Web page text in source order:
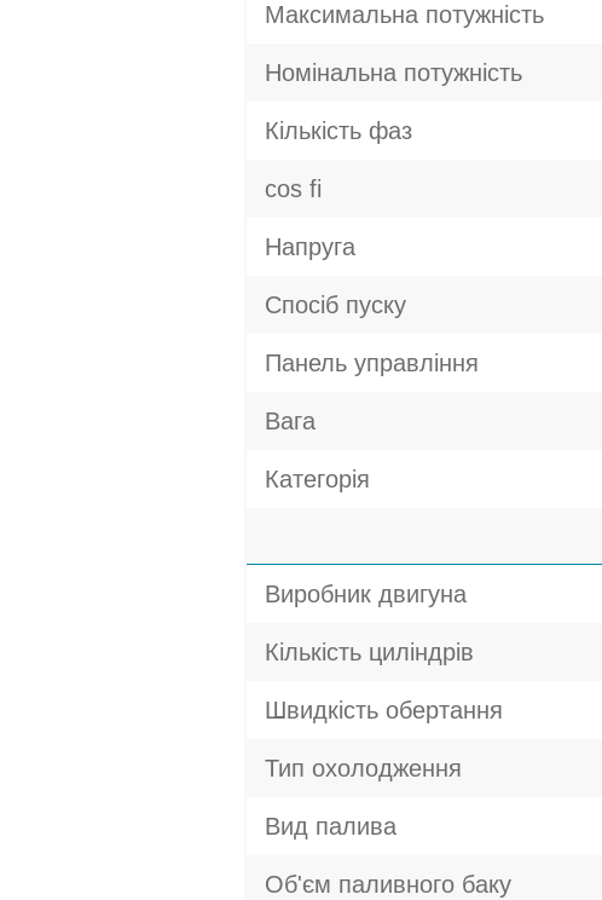
Максимальна потужність
Номінальна потужність
Кількість фаз
cos fi
Напруга
Спосіб пуску
Панель управління
Вага
Категорія
Виробник двигуна
Кількість циліндрів
Швидкість обертання
Тип охолодження
Вид палива
Об'єм паливного баку